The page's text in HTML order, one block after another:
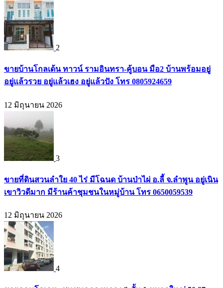
2
ขายบ้านโกลเด้น ทาวน์ รามอินทรา-คู้บอน มือ2 บ้านพร้อมอยู่
อยู่แล้วรวย อยู่แล้วเฮง อยู่แล้วปัง โทร 0805924659
12 มิถุนายน 2026
3
ขายที่ดินสวนลำใย 40 ไร่ มีโฉนด บ้านป่าไผ่ อ.ลี้ จ.ลำพูน อยู่เนิน
เขาวิวดีมาก มีร้านค้าชุมชนในหมู่บ้าน โทร 0650059539
12 มิถุนายน 2026
4